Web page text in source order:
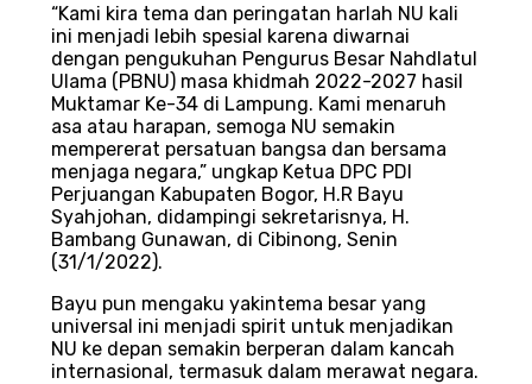
“Kami kira tema dan peringatan harlah NU kali
ini menjadi lebih spesial karena diwarnai
dengan pengukuhan Pengurus Besar Nahdlatul
Ulama (PBNU) masa khidmah 2022-2027 hasil
Muktamar Ke-34 di Lampung. Kami menaruh
asa atau harapan, semoga NU semakin
mempererat persatuan bangsa dan bersama
menjaga negara,” ungkap Ketua DPC PDI
Perjuangan Kabupaten Bogor, H.R Bayu
Syahjohan, didampingi sekretarisnya, H.
Bambang Gunawan, di Cibinong, Senin
(31/1/2022).
Bayu pun mengaku yakintema besar yang
universal ini menjadi spirit untuk menjadikan
NU ke depan semakin berperan dalam kancah
internasional, termasuk dalam merawat negara.